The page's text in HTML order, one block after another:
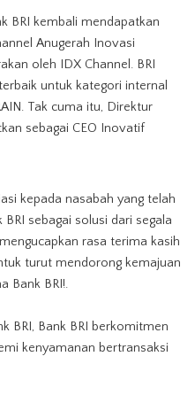
BRI kembali mendapatkan
Anugerah Inovasi
oleh IDX Channel. BRI
untuk kategori internal
⁣Tak cuma itu, Direktur
sebagai CEO Inovatif
kepada nasabah yang telah
sebagai solusi dari segala
rasa terima kasih
turut mendorong kemajuan
Bank BRI!.
BRI, Bank BRI berkomitmen
kenyamanan bertransaksi